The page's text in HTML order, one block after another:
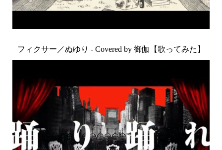
フィクサー／ぬゆり - Covered by 御伽【歌ってみた】